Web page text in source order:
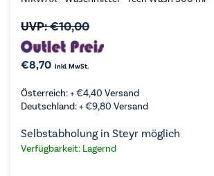
UVP:€10,00
€8,70 inkl. MwSt.
Österreich: +€4,40 Versand
Deutschland: +€9,80 Versand
Selbstabholung in Steyr möglich
Verfügbarkeit: Lagernd